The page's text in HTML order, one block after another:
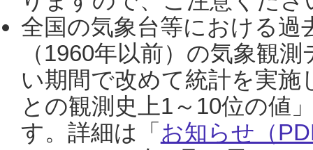
全国の気象台等における過
（1960年以前）の気象観
い期間で改めて統計を実
との観測史上1～10位の値
す。詳細は「 お知らせ（